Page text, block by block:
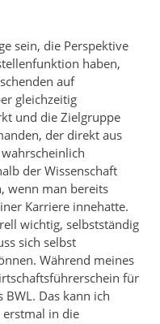
sein, die Perspektive
haben,
auf
gleichzeitig
und die Zielgruppe
der direkt aus
der Wissenschaft
wenn man bereits
Karriere innehatte.
wichtig, selbstständig
sich selbst
Während meines
für
Das kann ich
in die